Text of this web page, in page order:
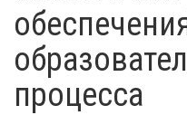
процесса